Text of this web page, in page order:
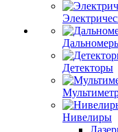
Детекторы
Нивелиры